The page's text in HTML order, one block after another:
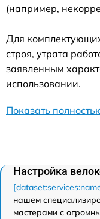
(например,
Для
строя, утрата
заявленным
использовании.
Показать
Настройка
нашем
мастерами с